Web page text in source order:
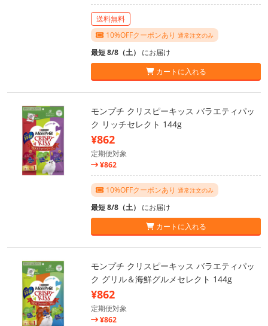
送料無料
10%OFFクーポンあり 通常注文のみ
最短 8/8（土） にお届け
カートに入れる
モンプチ クリスピーキッス バラエティパッ
ク リッチセレクト 144g
¥862
定期便対象
¥862
10%OFFクーポンあり 通常注文のみ
最短 8/8（土） にお届け
カートに入れる
モンプチ クリスピーキッス バラエティパッ
ク グリル＆海鮮グルメセレクト 144g
¥862
定期便対象
¥862